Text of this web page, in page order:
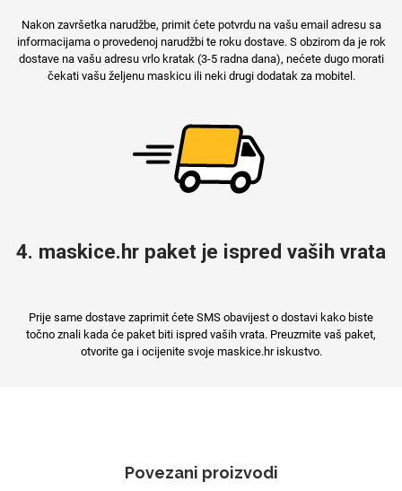
Nakon završetka narudžbe, primit ćete potvrdu na vašu email adresu sa
informacijama o provedenoj narudžbi te roku dostave. S obzirom da je rok
dostave na vašu adresu vrlo kratak (3-5 radna dana), nećete dugo morati
čekati vašu željenu maskicu ili neki drugi dodatak za mobitel.
4. maskice.hr paket je ispred vaših vrata
Prije same dostave zaprimit ćete SMS obavijest o dostavi kako biste
točno znali kada će paket biti ispred vaših vrata. Preuzmite vaš paket,
otvorite ga i ocijenite svoje maskice.hr iskustvo.
Povezani proizvodi
Mix